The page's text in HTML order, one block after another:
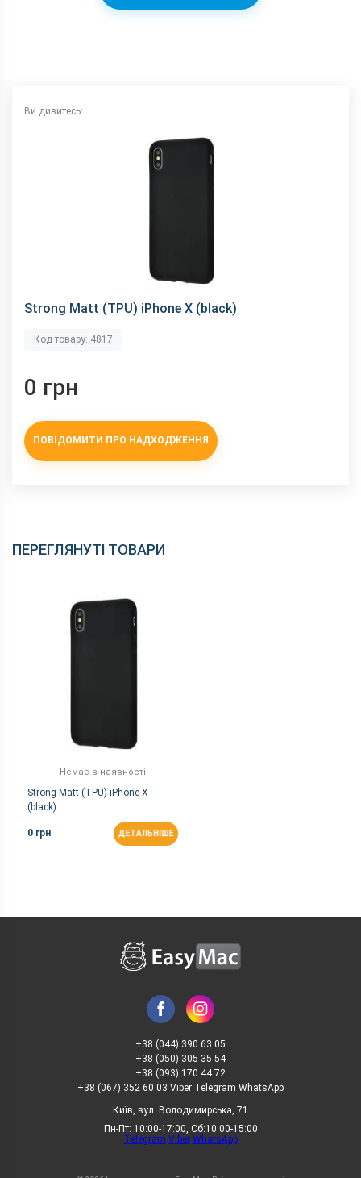
Ви дивитесь:
Strong Matt (TPU) iPhone X (black)
Код товару: 4817
0 грн
ПОВІДОМИТИ ПРО НАДХОДЖЕННЯ
ПЕРЕГЛЯНУТІ ТОВАРИ
Немає в наявності
Strong Matt (TPU) iPhone X
(black)
0 грн ДЕТАЛЬНІШЕ
+38 (044) 390 63 05
+38 (050) 305 35 54
+38 (093) 170 44 72
+38 (067) 352 60 03 Viber Telegram WhatsApp
Київ, вул. Володимирська, 71
Пн-Пт: 10:00-17:00, Сб:10:00-15:00
Telegram Viber WhatsApp